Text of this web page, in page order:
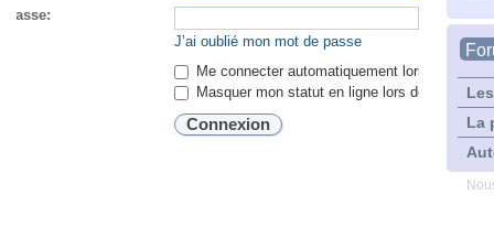
La
passe:
J’ai oublié mon mot de passe
Me connecter automatiquement lors de
Masquer mon statut en ligne lors de cette